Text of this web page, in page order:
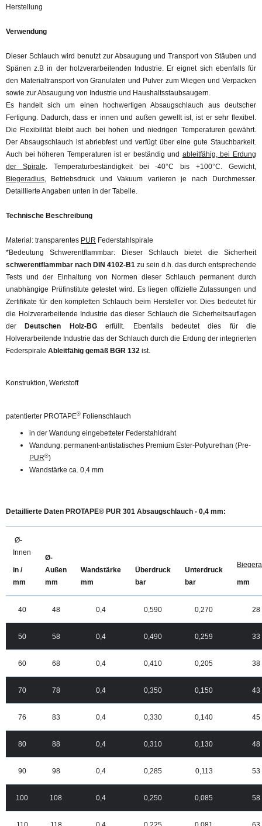
Herstellung
Verwendung
Dieser Schlauch wird benutzt zur Absaugung und Transport von Stäuben und
Spänen z.B in der holzverarbeitenden Industrie. Er eignet sich ebenfalls für
den Materialtransport von Granulaten und Pulver zum Wiegen und Verpacken
sowie zur Absaugung von Industrie und Haushaltsstaubsaugern.
Es handelt sich um einen hochwertigen Absaugschlauch aus deutscher
Fertigung. Dadurch, dass er innen und außen gewellt ist, ist er sehr flexibel.
Die Flexibilität bleibt auch bei hohen und niedrigen Temperaturen gewährt.
Der Absaugschlauch ist abriebfest und verfügt über eine gute Stauchbarkeit.
Auch bei höheren Temperaturen ist er beständig und ableitfähig, bei Erdung
der Spirale. Temperaturbeständigkeit bei -40°C bis +100°C. Gewicht,
Biegeradius, Betriebsdruck und Vakuum variieren je nach Durchmesser.
Detaillierte Angaben unten in der Tabelle.
Technische Beschreibung
Material: transparentes PUR Federstahlspirale
*Bedeutung Schwerentflammbar: Dieser Schlauch bietet die Sicherheit
schwerentflammbar nach DIN 4102-B1 zu sein d.h. das durch entsprechende
Tests und der Einhaltung von Normen dieser Schlauch permanent durch
unabhängige Prüfinstitute getestet wird. Es liegen offizielle Zulassungen und
Zertifikate für den kompletten Schlauch beim Hersteller vor. Dies bedeutet für
die Holzverarbeitende Industrie das dieser Schlauch die Sicherheitsauflagen
der
Deutschen Holz-BGerfüllt. Ebenfalls bedeutet dies für die
Holverarbeitende Industrie das der Schlauch durch die Erdung der integrierten
Federspirale Ableitfähig gemäß BGR 132 ist.
Konstruktion, Werkstoff
patentierter PROTAPE® Folienschlauch
in der Wandung eingebetteter Federstahldraht
Wandung: permanent-antistatisches Premium Ester-Polyurethan (Pre-
PUR®)
Wandstärke ca. 0,4 mm
Detaillierte Daten PROTAPE® PUR 301 Absaugschlauch - 0,4 mm:
Ø-
Innen
in /
mm
Ø-
Außen
mm
Wandstärke
mm
Überdruck
bar
Unterdruck
bar
mm
40 48 0,4 0,590 0,270 28
50 58 0,4 0,490 0,259 33
60 68 0,4 0,410 0,205 38
70 78 0,4 0,350 0,150 43
76 83 0,4 0,330 0,140 45
80 88 0,4 0,310 0,130 48
90 98 0,4 0,285 0,113 53
100 108 0,4 0,250 0,085 58